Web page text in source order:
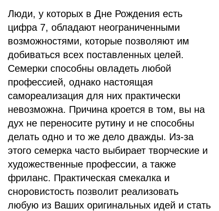
Люди, у которых в Дне Рождения есть
цифра 7, обладают неограниченными
возможностями, которые позволяют им
добиваться всех поставленных целей.
Семерки способны овладеть любой
профессией, однако настоящая
самореализация для них практически
невозможна. Причина кроется в том, вы на
дух не переносите рутину и не способны
делать одно и то же дело дважды. Из-за
этого семерка часто выбирает творческие и
художественные профессии, а также
фриланс. Практическая смекалка и
сноровистость позволит реализовать
любую из Ваших оригинальных идей и стать